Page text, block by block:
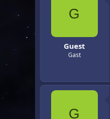
G
Guest
Gast
G